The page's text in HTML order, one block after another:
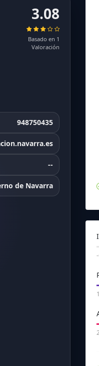
3.08
Basado en 1
Valoración
948750435
--
de Navarra